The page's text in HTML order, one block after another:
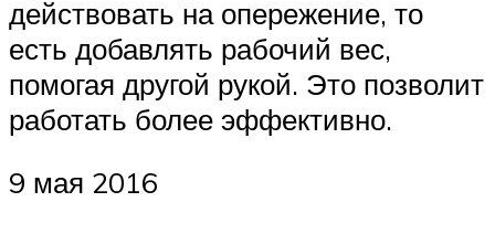
действовать на опережение, то
есть добавлять рабочий вес,
помогая другой рукой. Это позволит
работать более эффективно.
9 мая 2016